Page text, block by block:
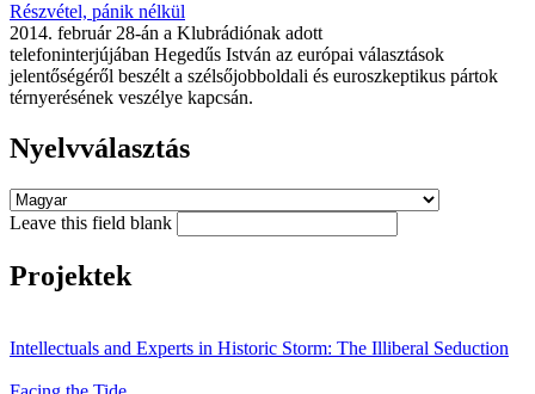
Részvétel, pánik nélkül
2014. február 28-án a Klubrádiónak adott
telefoninterjújában Hegedűs István az európai választások
jelentőségéről beszélt a szélsőjobboldali és euroszkeptikus pártok
térnyerésének veszélye kapcsán.
Nyelvválasztás
Leave this field blank
Projektek
Intellectuals and Experts in Historic Storm: The Illiberal Seduction